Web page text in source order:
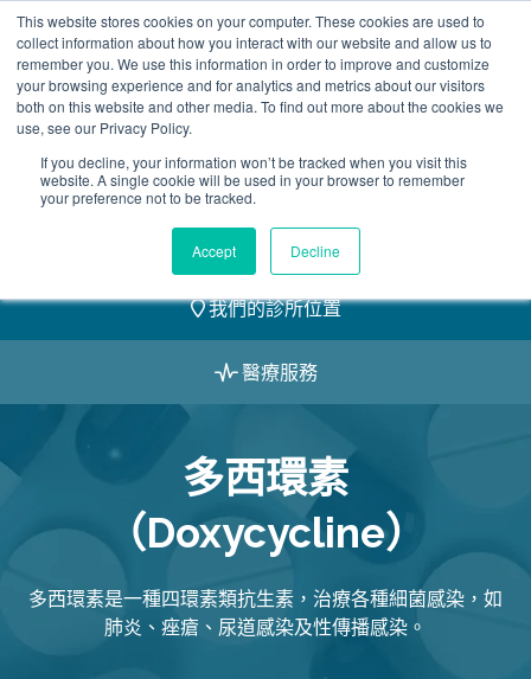
This website stores cookies on your computer. These cookies are used to
collect information about how you interact with our website and allow us to
remember you. We use this information in order to improve and customize
your browsing experience and for analytics and metrics about our visitors
both on this website and other media. To find out more about the cookies we
use, see our Privacy Policy.
If you decline, your information won’t be tracked when you visit this
website. A single cookie will be used in your browser to remember
your preference not to be tracked.
Accept Decline
Skip
to
content
2155 9055
預約
我們的醫護團隊
我們的診所位置
醫療服務
多西環素
（Doxycycline）
多西環素是一種四環素類抗生素，治療各種細菌感染，如
肺炎、痤瘡、尿道感染及性傳播感染。